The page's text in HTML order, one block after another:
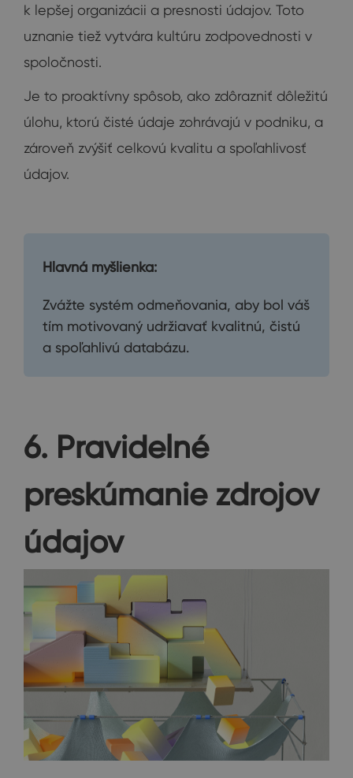
k lepšej organizácii a presnosti údajov. Toto
uznanie tiež vytvára kultúru zodpovednosti v
spoločnosti.
Je to proaktívny spôsob, ako zdôrazniť dôležitú
úlohu, ktorú čisté údaje zohrávajú v podniku, a
zároveň zvýšiť celkovú kvalitu a spoľahlivosť
údajov.
Hlavná myšlienka:
Zvážte systém odmeňovania, aby bol váš
tím motivovaný udržiavať kvalitnú, čistú
a spoľahlivú databázu.
6. Pravidelné
preskúmanie zdrojov
údajov